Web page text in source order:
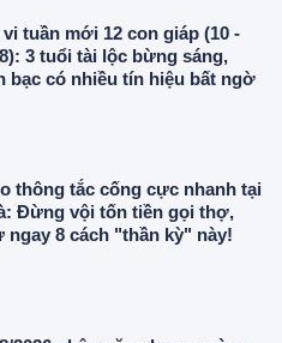
tuần mới 12 con giáp (10 -
3 tuổi tài lộc bừng sáng,
bạc có nhiều tín hiệu bất ngờ
thông tắc cống cực nhanh tại
Đừng vội tốn tiền gọi thợ,
ngay 8 cách "thần kỳ" này!